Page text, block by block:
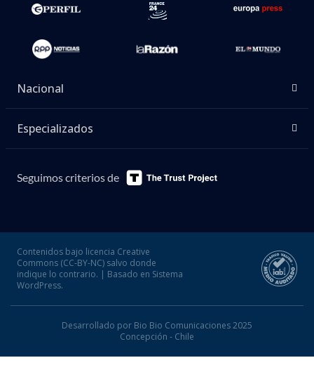
Nacional
Especializados
Seguimos criterios de
Contenidos bajo licencia Creative
Commons (CC-BY-NC) salvo donde
indique lo contrario. | Basado en Sistema
WordPress.
Desarrollado por Bio Bio Comunicaciones 2025
Concepción - Chile